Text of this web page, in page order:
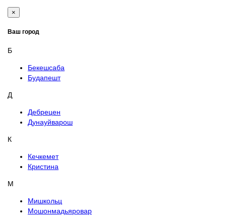
×
Ваш город
Б
Бекешсаба
Будапешт
Д
Дебрецен
Дунауйварош
К
Кечкемет
Кристина
М
Мишкольц
Мошонмадьяровар